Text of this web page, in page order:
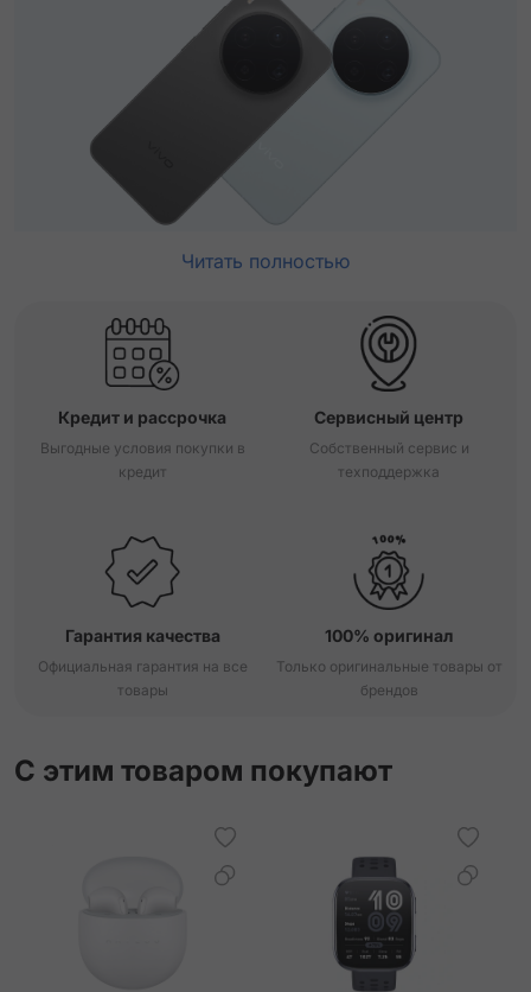
Читать полностью
Кредит и рассрочка
Выгодные условия покупки в
кредит
Сервисный центр
Собственный сервис и
техподдержка
Гарантия качества
Официальная гарантия на все
товары
100% оригинал
Только оригинальные товары от
брендов
С этим товаром покупают